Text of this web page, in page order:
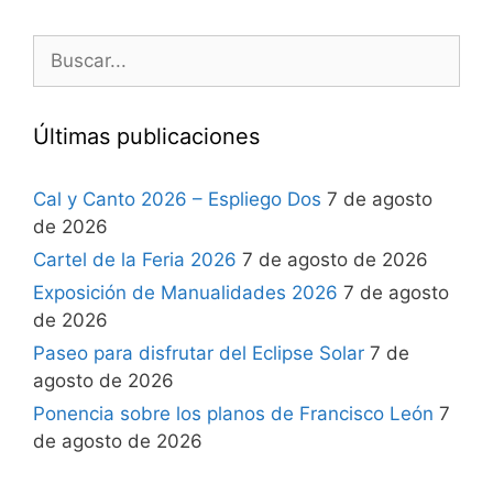
Últimas publicaciones
Cal y Canto 2026 – Espliego Dos 7 de agosto
de 2026
Cartel de la Feria 2026 7 de agosto de 2026
Exposición de Manualidades 2026 7 de agosto
de 2026
Paseo para disfrutar del Eclipse Solar 7 de
agosto de 2026
Ponencia sobre los planos de Francisco León 7
de agosto de 2026